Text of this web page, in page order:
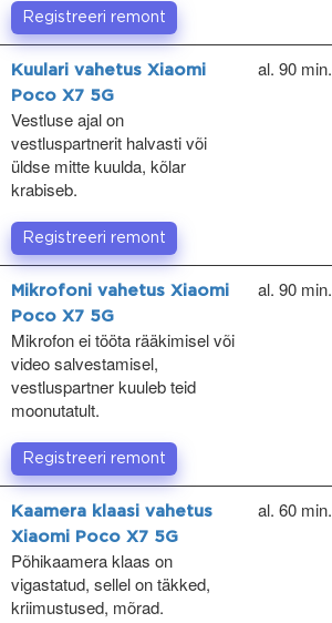
Registreeri remont
Kuulari vahetus Xiaomi
Poco X7 5G
Vestluse ajal on
vestluspartnerit halvasti või
üldse mitte kuulda, kõlar
krabiseb.
al. 90 min.
Registreeri remont
Mikrofoni vahetus Xiaomi
Poco X7 5G
Mikrofon ei tööta rääkimisel või
video salvestamisel,
vestluspartner kuuleb teid
moonutatult.
al. 90 min.
Registreeri remont
Kaamera klaasi vahetus
Xiaomi Poco X7 5G
Põhikaamera klaas on
vigastatud, sellel on täkked,
kriimustused, mõrad.
al. 60 min.